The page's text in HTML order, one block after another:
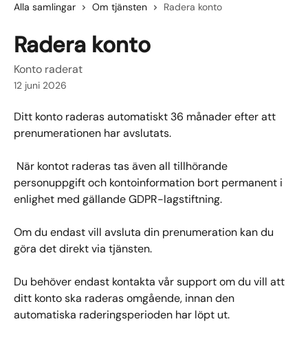
Alla samlingar Om tjänsten Radera konto
Radera konto
Konto raderat
12 juni 2026
Ditt konto raderas automatiskt 36 månader efter att
prenumerationen har avslutats.
personuppgift och kontoinformation bort permanent i
enlighet med gällande GDPR-lagstiftning.
Om du endast vill avsluta din prenumeration kan du
göra det direkt via tjänsten.
Du behöver endast kontakta vår support om du vill att
ditt konto ska raderas omgående, innan den
automatiska raderingsperioden har löpt ut.